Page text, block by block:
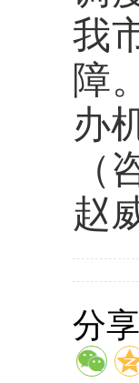
我
障
办
赵
分享